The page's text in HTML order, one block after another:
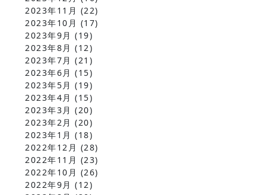
2023年11月 (22)
2023年10月 (17)
2023年9月 (19)
2023年8月 (12)
2023年7月 (21)
2023年6月 (15)
2023年5月 (19)
2023年4月 (15)
2023年3月 (20)
2023年2月 (20)
2023年1月 (18)
2022年12月 (28)
2022年11月 (23)
2022年10月 (26)
2022年9月 (12)